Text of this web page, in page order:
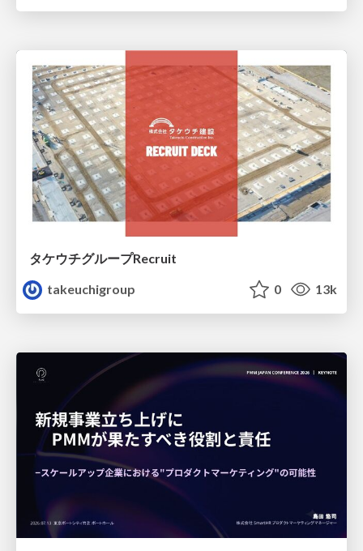
タケウチグループRecruit
takeuchigroup
0 13k